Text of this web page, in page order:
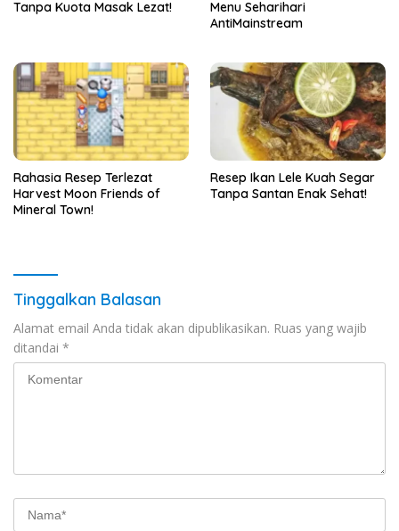
Tanpa Kuota Masak Lezat!
Menu Seharihari
AntiMainstream
Rahasia Resep Terlezat
Harvest Moon Friends of
Mineral Town!
Resep Ikan Lele Kuah Segar
Tanpa Santan Enak Sehat!
Tinggalkan Balasan
Alamat email Anda tidak akan dipublikasikan. Ruas yang wajib
ditandai *